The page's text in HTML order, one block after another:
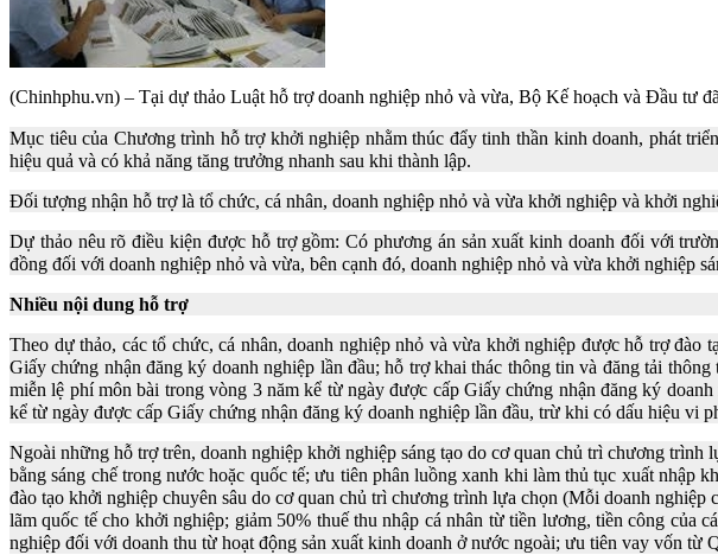
(Chinhphu.vn) – Tại dự thảo Luật hỗ trợ doanh nghiệp nhỏ và vừa, Bộ Kế hoạch và Đầu tư
Mục tiêu của Chương trình hỗ trợ khởi nghiệp nhằm thúc đẩy tinh thần kinh doanh, phát
hiệu quả và có khả năng tăng trưởng nhanh sau khi thành lập.
Đối tượng nhận hỗ trợ là tổ chức, cá nhân, doanh nghiệp nhỏ và vừa khởi nghiệp và khởi
Dự thảo nêu rõ điều kiện được hỗ trợ gồm: Có phương án sản xuất kinh doanh đối với
đồng đối với doanh nghiệp nhỏ và vừa, bên cạnh đó, doanh nghiệp nhỏ và vừa khởi nghiệp
Nhiều nội dung hỗ trợ
Theo dự thảo, các tổ chức, cá nhân, doanh nghiệp nhỏ và vừa khởi nghiệp được hỗ trợ
Giấy chứng nhận đăng ký doanh nghiệp lần đầu; hỗ trợ khai thác thông tin và đăng tải
miễn lệ phí môn bài trong vòng 3 năm kể từ ngày được cấp Giấy chứng nhận đăng ký
kể từ ngày được cấp Giấy chứng nhận đăng ký doanh nghiệp lần đầu, trừ khi có dấu hiệu vi
Ngoài những hỗ trợ trên, doanh nghiệp khởi nghiệp sáng tạo do cơ quan chủ trì chương
bằng sáng chế trong nước hoặc quốc tế; ưu tiên phân luồng xanh khi làm thủ tục xuất nhập
đào tạo khởi nghiệp chuyên sâu do cơ quan chủ trì chương trình lựa chọn (Mỗi doanh
lãm quốc tế cho khởi nghiệp; giảm 50% thuế thu nhập cá nhân từ tiền lương, tiền công của
nghiệp đối với doanh thu từ hoạt động sản xuất kinh doanh ở nước ngoài; ưu tiên vay vốn từ